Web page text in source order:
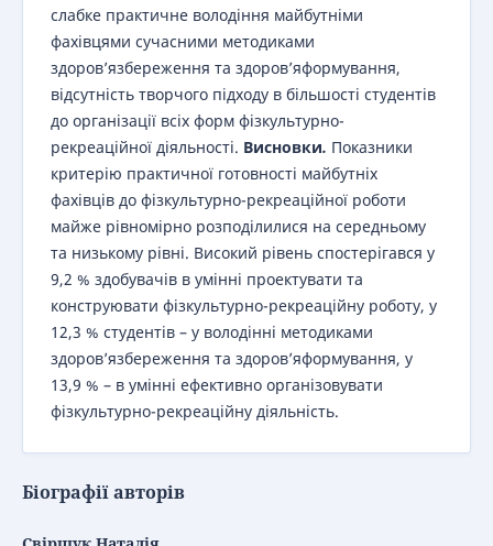
слабке практичне володіння майбутніми
фахівцями сучасними методиками
здоров’язбереження та здоров’яформування,
відсутність творчого підходу в більшості студентів
до організації всіх форм фізкультурно-
рекреаційної діяльності. Висновки. Показники
критерію практичної готовності майбутніх
фахівців до фізкультурно-рекреаційної роботи
майже рівномірно розподілилися на середньому
та низькому рівні. Високий рівень спостерігався у
9,2 % здобувачів в умінні проектувати та
конструювати фізкультурно-рекреаційну роботу, у
12,3 % студентів – у володінні методиками
здоров’язбереження та здоров’яформування, у
13,9 % – в умінні ефективно організовувати
фізкультурно-рекреаційну діяльність.
Біографії авторів